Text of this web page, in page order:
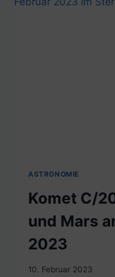
ASTRONOMIE
Komet C/
und Mars
2023
10. Februar 2023